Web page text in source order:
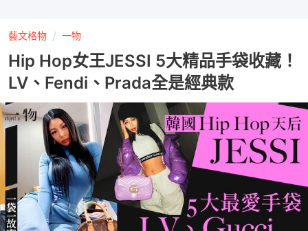
藝文格物 一物
Hip Hop女王JESSI 5大精品手袋收藏！
LV、Fendi、Prada全是經典款